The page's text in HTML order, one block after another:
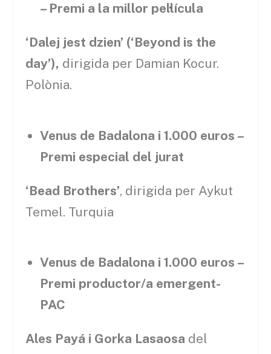
– Premi a la millor pel·lícula
‘Dalej jest dzien’ (‘Beyond is the
day’), dirigida per Damian Kocur.
Polònia.
Venus de Badalona i 1.000 euros –
Premi especial del jurat
‘Bead Brothers’, dirigida per Aykut
Temel. Turquia
Venus de Badalona i 1.000 euros –
Premi productor/a emergent-
PAC
Ales Payá i Gorka Lasaosa del